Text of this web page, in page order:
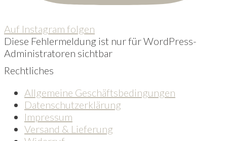
Auf Instagram folgen
Diese Fehlermeldung ist nur für WordPress-
Administratoren sichtbar
Rechtliches
Allgemeine Geschäftsbedingungen
Datenschutzerklärung
Impressum
Versand & Lieferung